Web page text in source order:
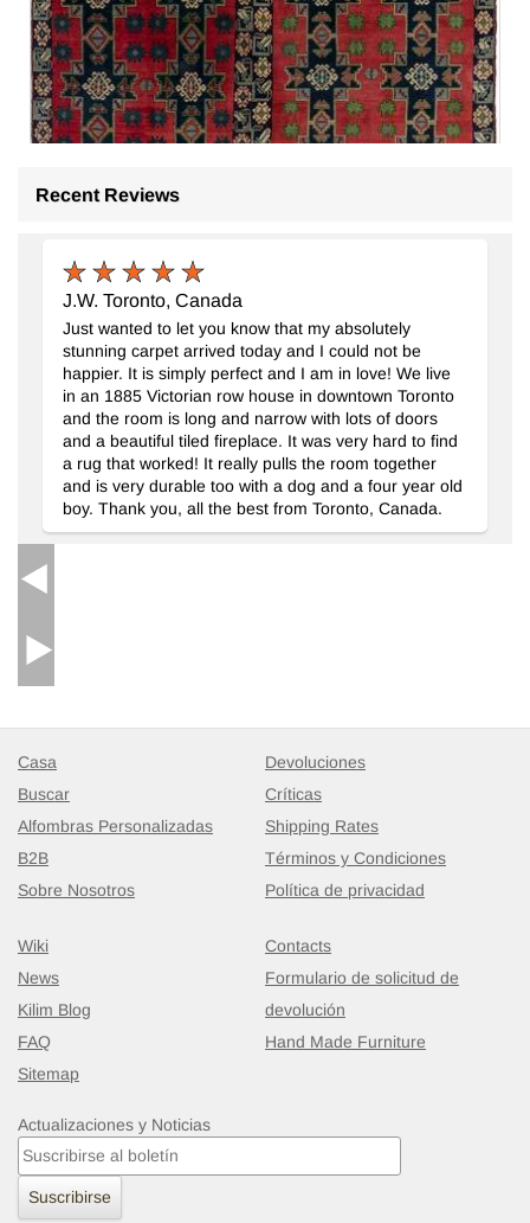
Alfombra Vintage Turca Anudada a Mano
$2497
Recent Reviews
J.W. Toronto, Canada
Just wanted to let you know that my absolutely
stunning carpet arrived today and I could not be
happier. It is simply perfect and I am in love! We live
in an 1885 Victorian row house in downtown Toronto
and the room is long and narrow with lots of doors
and a beautiful tiled fireplace. It was very hard to find
a rug that worked! It really pulls the room together
and is very durable too with a dog and a four year old
boy. Thank you, all the best from Toronto, Canada.
Casa
Buscar
Alfombras Personalizadas
B2B
Sobre Nosotros
Devoluciones
Críticas
Shipping Rates
Términos y Condiciones
Política de privacidad
Wiki
News
Kilim Blog
FAQ
Sitemap
Contacts
Formulario de solicitud de
devolución
Hand Made Furniture
Actualizaciones y Noticias
Suscribirse